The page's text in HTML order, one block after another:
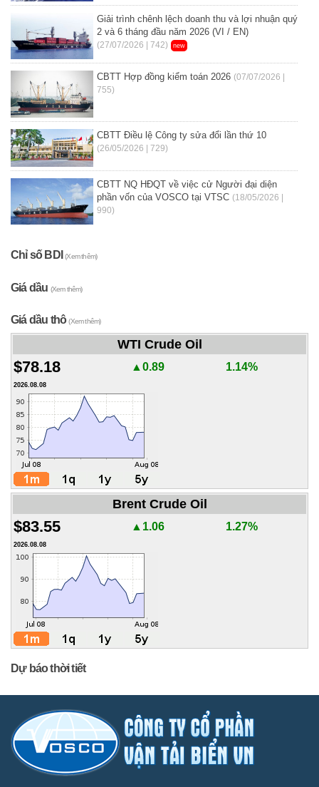
Giải trình chênh lệch doanh thu và lợi nhuận quý
2 và 6 tháng đầu năm 2026 (VI / EN)
(27/07/2026 | 742) new
CBTT Hợp đồng kiểm toán 2026 (07/07/2026 |
755)
CBTT Điều lệ Công ty sửa đổi lần thứ 10
(26/05/2026 | 729)
CBTT NQ HĐQT về việc cử Người đại diện
phần vốn của VOSCO tại VTSC (18/05/2026 |
990)
Chỉ số BDI(Xem thêm)
Giá dầu (Xem thêm)
Giá dầu thô(Xem thêm)
WTI Crude Oil
$78.18 ▲0.89 1.14%
2026.08.08
Brent Crude Oil
$83.55 ▲1.06 1.27%
2026.08.08
Dự báo thời tiết